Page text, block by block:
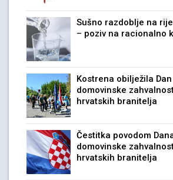
Sušno razdoblje na
– poziv na racionalno
Kostrena obilježila
domovinske
hrvatskih branitelja
Čestitka povodom
domovinske
hrvatskih branitelja